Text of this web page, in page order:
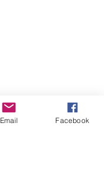
Email Facebook